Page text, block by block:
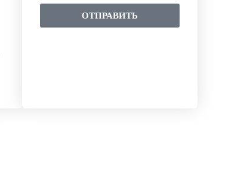
ОТПРАВИТЬ